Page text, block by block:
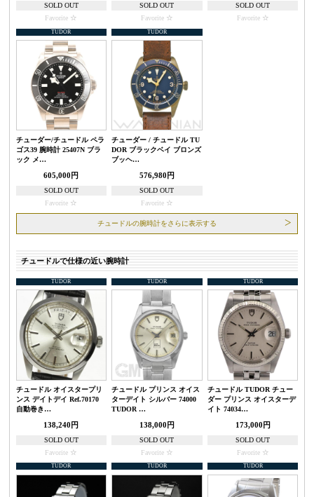
SOLD OUT
Favorite
SOLD OUT
Favorite
SOLD OUT
Favorite
TUDOR
チューダー/チュードル ペラ
ゴス39 腕時計 25407N ブラ
ック メ…
605,000円
SOLD OUT
Favorite
TUDOR
チューダー / チュードル TU
DOR ブラックベイ ブロンズ
ブッヘ…
576,980円
SOLD OUT
Favorite
チュードルの腕時計をさらに表示する
チュードルで仕様の近い腕時計
TUDOR
チュードル オイスタープリ
ンス デイトデイ Ref.70170
自動巻き…
138,240円
SOLD OUT
Favorite
TUDOR
チュードル プリンス オイス
ターデイト シルバー 74000
TUDOR …
138,000円
SOLD OUT
Favorite
TUDOR
チュードル TUDOR チュー
ダー プリンス オイスターデ
イト 74034…
173,000円
SOLD OUT
Favorite
TUDOR TUDOR TUDOR